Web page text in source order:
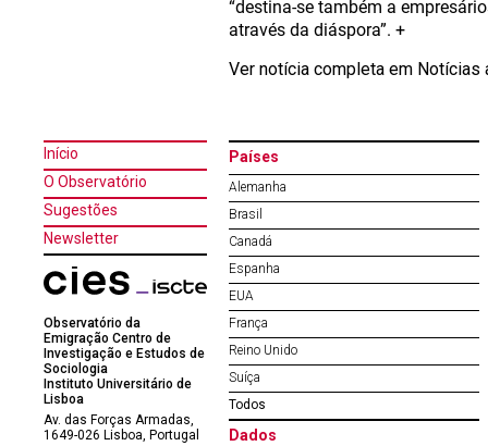
“destina-se também a
através da diáspora”. +
Ver notícia completa em Notícias
Início
O Observatório
Sugestões
Newsletter
Observatório da
Emigração Centro de
Investigação e Estudos de
Sociologia
Instituto Universitário de
Lisboa
Av. das Forças Armadas,
1649-026 Lisboa, Portugal
Países
Alemanha
Brasil
Canadá
Espanha
EUA
França
Reino Unido
Suíça
Todos
Dados